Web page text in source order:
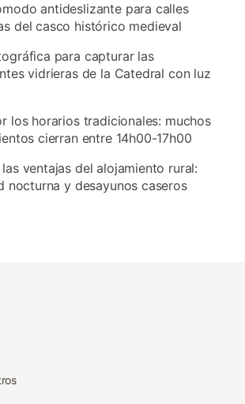
antideslizante para calles
del casco histórico medieval
para capturar las
vidrieras de la Catedral con luz
los horarios tradicionales: muchos
cierran entre 14h00-17h00
ventajas del alojamiento rural:
nocturna y desayunos caseros